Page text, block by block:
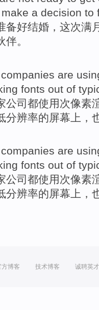
a decision to
备好结婚 ， 这次满
伴。
companies are
fonts out of
公司都使用次像素
分辨率的屏幕 上，
companies are
fonts out of
公司 都使用次像素
分辨率的屏幕 上，
方博客 技术博客 诚聘英才